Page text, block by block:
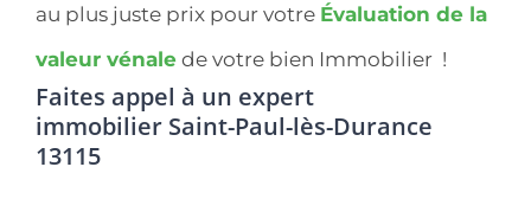
au plus juste prix pour votre Évaluation de la
valeur vénale de votre bien Immobilier !
Faites appel à un expert
immobilier Saint-Paul-lès-Durance
13115